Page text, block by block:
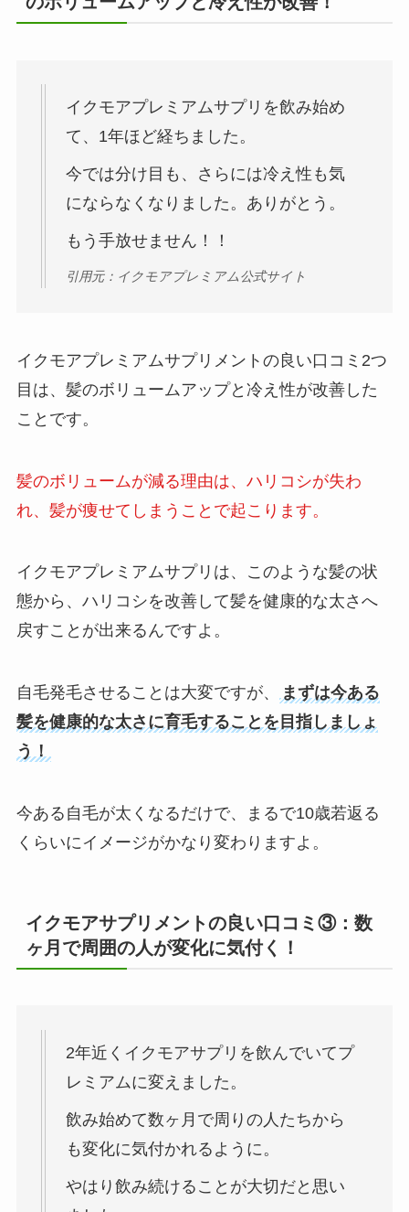
イクモアプレミアムサプリを飲み始め
て、1年ほど経ちました。
今では分け目も、さらには冷え性も気
にならなくなりました。ありがとう。
もう手放せません！！
引用元：イクモアプレミアム公式サイト
イクモアプレミアムサプリメントの良い口コミ2つ
目は、髪のボリュームアップと冷え性が改善した
ことです。
髪のボリュームが減る理由は、ハリコシが失わ
れ、髪が痩せてしまうことで起こります。
イクモアプレミアムサプリは、このような髪の状
態から、ハリコシを改善して髪を健康的な太さへ
戻すことが出来るんですよ。
自毛発毛させることは大変ですが、
まずは今ある
髪を健康的な太さに育毛することを目指しましょ
う！
今ある自毛が太くなるだけで、まるで10歳若返る
くらいにイメージがかなり変わりますよ。
イクモアサプリメントの良い口コミ③：数
ヶ月で周囲の人が変化に気付く！
2年近くイクモアサプリを飲んでいてプ
レミアムに変えました。
飲み始めて数ヶ月で周りの人たちから
も変化に気付かれるように。
やはり飲み続けることが大切だと思い